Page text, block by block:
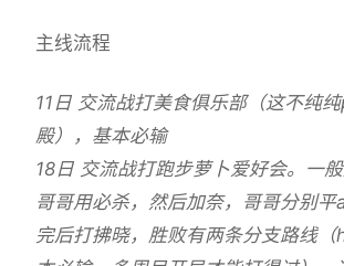
主线流程
11日 交流战打美食俱乐部（这不纯
殿），基本必输
18日 交流战打跑步萝卜爱好会。一般
哥哥用必杀，然后加奈，哥哥分别平
完后打拂晓，胜败有两条分支路线（